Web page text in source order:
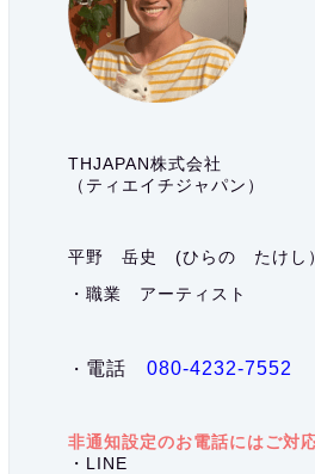
THJAPAN株式会社
（ティエイチジャパン）
平野 岳史 (ひらの たけし
・職業 アーティスト
・ 電話 080-4232-7552
非通知設定のお電話にはご対
・LINE